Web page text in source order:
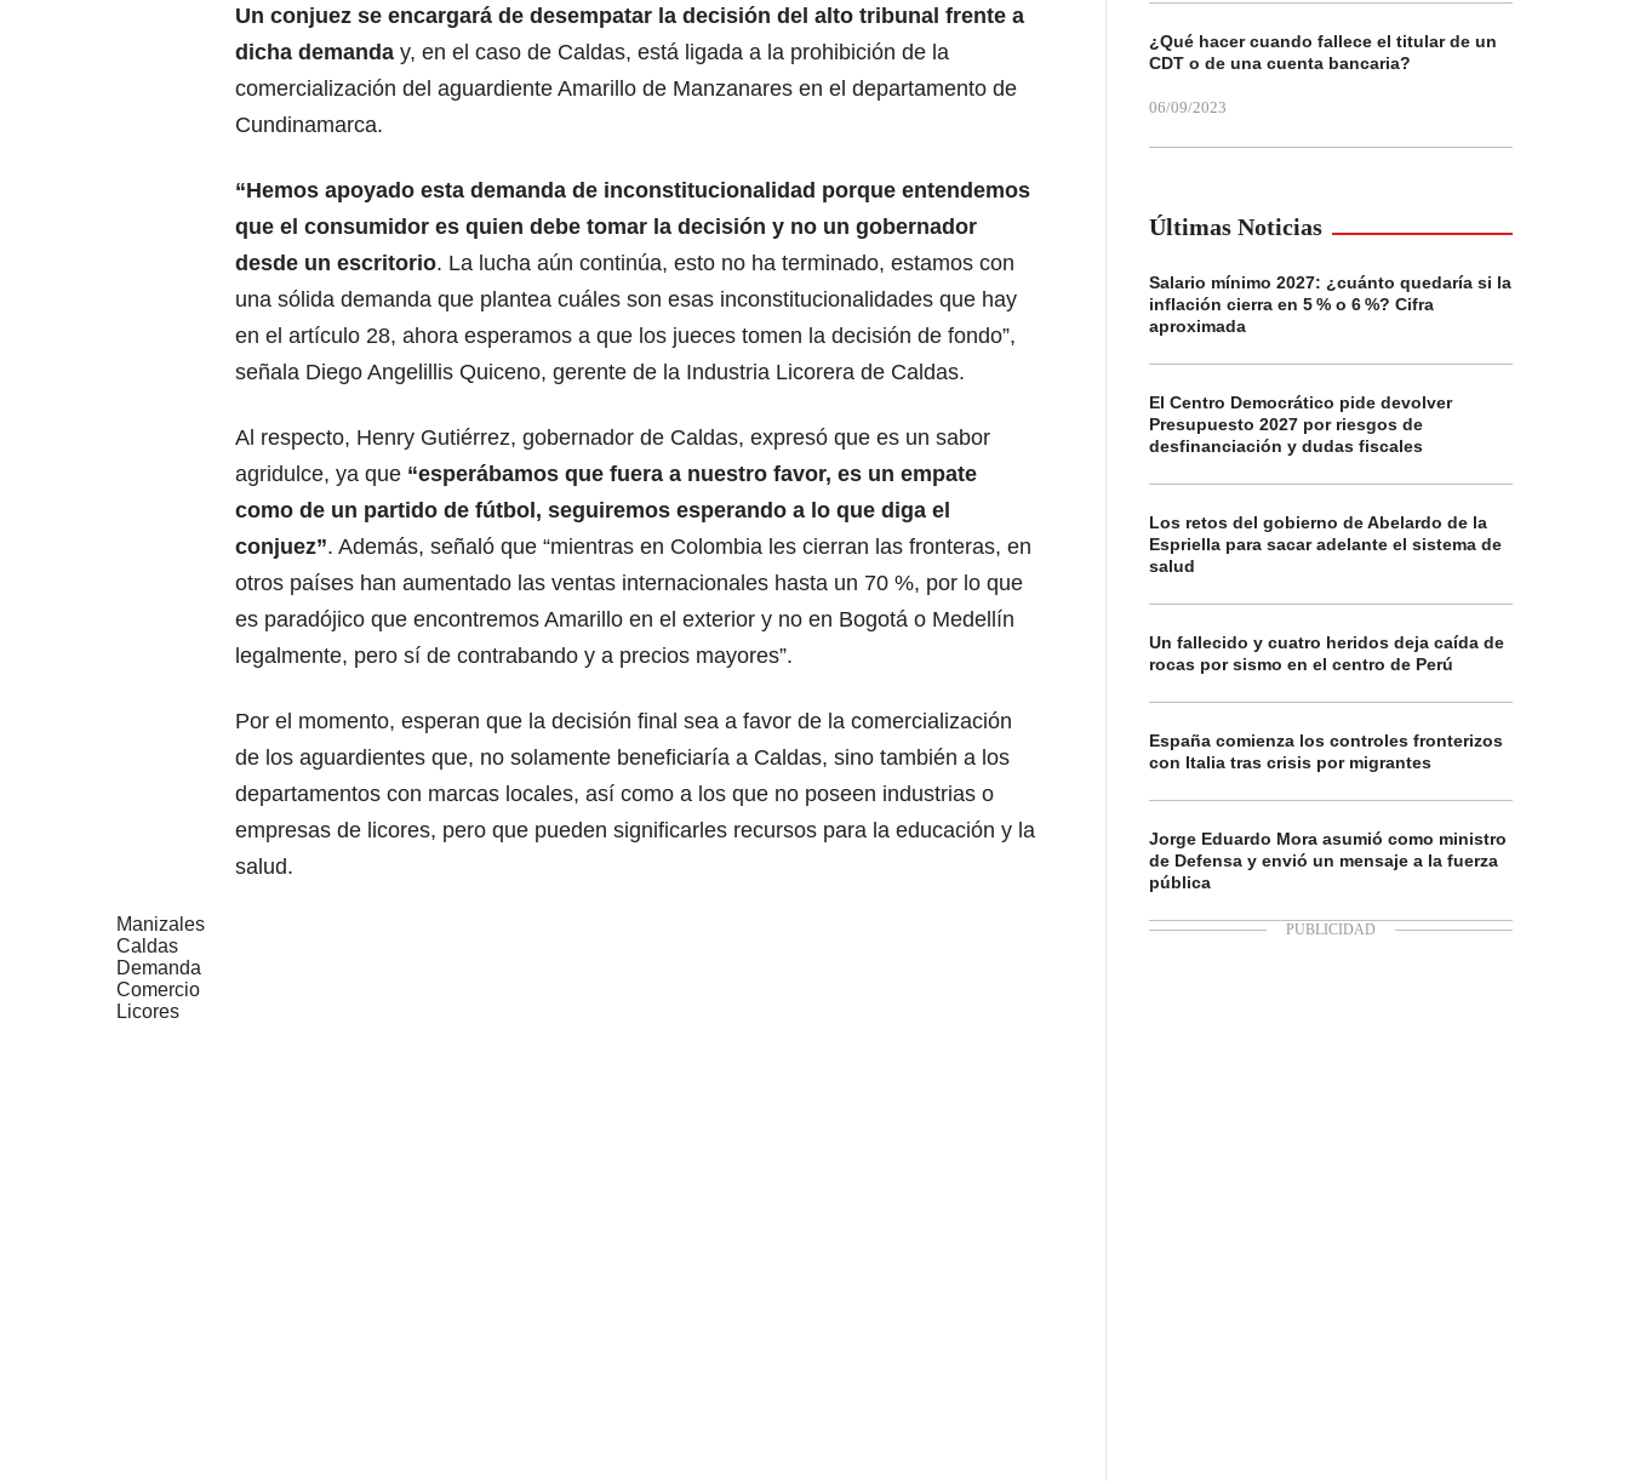
Un conjuez se encargará de desempatar la decisión del alto tribunal frente a
dicha demanda y, en el caso de Caldas, está ligada a la prohibición de la
comercialización del aguardiente Amarillo de Manzanares en el departamento de
Cundinamarca.
“Hemos apoyado esta demanda de inconstitucionalidad porque entendemos
que el consumidor es quien debe tomar la decisión y no un gobernador
desde un escritorio. La lucha aún continúa, esto no ha terminado, estamos con
una sólida demanda que plantea cuáles son esas inconstitucionalidades que hay
en el artículo 28, ahora esperamos a que los jueces tomen la decisión de fondo”,
señala Diego Angelillis Quiceno, gerente de la Industria Licorera de Caldas.
Al respecto, Henry Gutiérrez, gobernador de Caldas, expresó que es un sabor
agridulce, ya que “esperábamos que fuera a nuestro favor, es un empate
como de un partido de fútbol, seguiremos esperando a lo que diga el
conjuez”. Además, señaló que “mientras en Colombia les cierran las fronteras, en
otros países han aumentado las ventas internacionales hasta un 70 %, por lo que
es paradójico que encontremos Amarillo en el exterior y no en Bogotá o Medellín
legalmente, pero sí de contrabando y a precios mayores”.
Por el momento, esperan que la decisión final sea a favor de la comercialización
de los aguardientes que, no solamente beneficiaría a Caldas, sino también a los
departamentos con marcas locales, así como a los que no poseen industrias o
empresas de licores, pero que pueden significarles recursos para la educación y la
salud.
Manizales
Caldas
Demanda
Comercio
Licores
¿Qué hacer cuando fallece el titular de un
CDT o de una cuenta bancaria?
06/09/2023
Últimas Noticias
Salario mínimo 2027: ¿cuánto quedaría si la
inflación cierra en 5 % o 6 %? Cifra
aproximada
El Centro Democrático pide devolver
Presupuesto 2027 por riesgos de
desfinanciación y dudas fiscales
Los retos del gobierno de Abelardo de la
Espriella para sacar adelante el sistema de
salud
Un fallecido y cuatro heridos deja caída de
rocas por sismo en el centro de Perú
España comienza los controles fronterizos
con Italia tras crisis por migrantes
Jorge Eduardo Mora asumió como ministro
de Defensa y envió un mensaje a la fuerza
pública